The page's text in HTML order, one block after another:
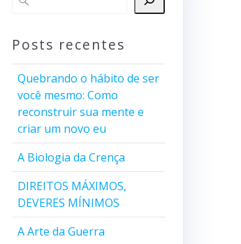
Posts recentes
Quebrando o hábito de ser
você mesmo: Como
reconstruir sua mente e
criar um novo eu
A Biologia da Crença
DIREITOS MÁXIMOS,
DEVERES MÍNIMOS
A Arte da Guerra